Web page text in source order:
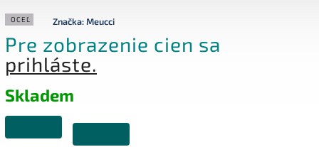
OCEĽ Značka:Meucci
Pre zobrazenie cien sa
prihláste.
Skladem